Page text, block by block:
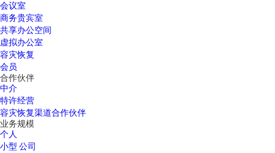
会议室
商务贵宾室
共享办公空间
虚拟办公室
容灾恢复
会员
合作伙伴
中介
特许经营
容灾恢复渠道合作伙伴
业务规模
个人
小型 公司